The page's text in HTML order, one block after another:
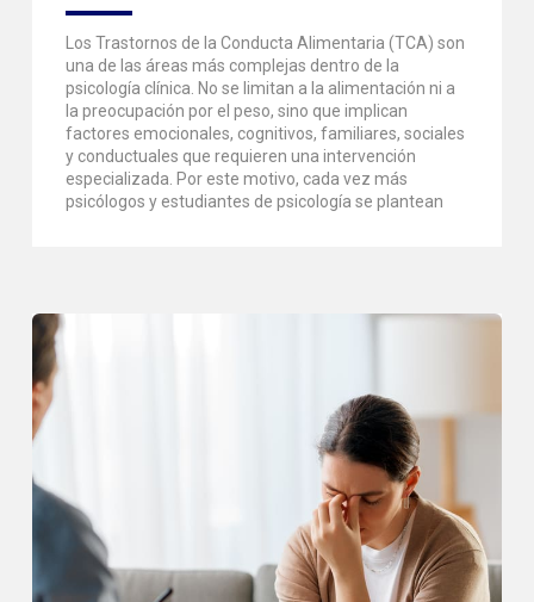
Los Trastornos de la Conducta Alimentaria (TCA) son
una de las áreas más complejas dentro de la
psicología clínica. No se limitan a la alimentación ni a
la preocupación por el peso, sino que implican
factores emocionales, cognitivos, familiares, sociales
y conductuales que requieren una intervención
especializada. Por este motivo, cada vez más
psicólogos y estudiantes de psicología se plantean